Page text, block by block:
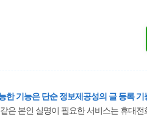
한 기능은 단순 정보제공성의 글 등록
은 본인 실명이 필요한 서비스는 휴대